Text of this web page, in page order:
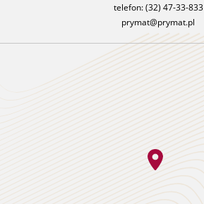
telefon:(32) 47-33-833
prymat@prymat.pl